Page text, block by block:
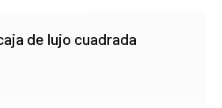
de lujo cuadrada